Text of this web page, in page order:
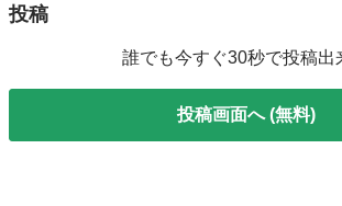
投稿
誰でも今すぐ30秒で投稿出
投稿画面へ (無料)